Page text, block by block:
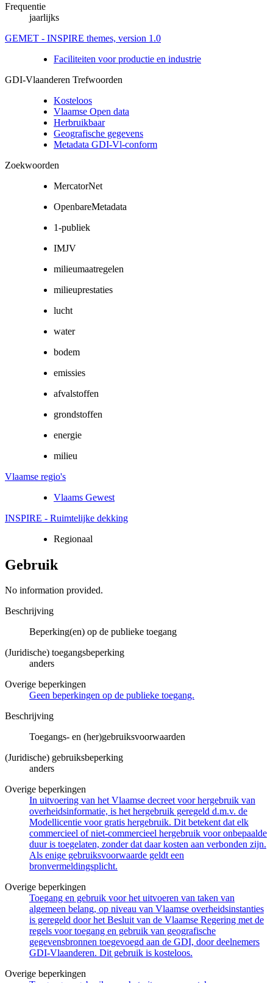
Frequentie
jaarlijks
GEMET - INSPIRE themes, version 1.0
Faciliteiten voor productie en industrie
GDI-Vlaanderen Trefwoorden
Kosteloos
Vlaamse Open data
Herbruikbaar
Geografische gegevens
Metadata GDI-Vl-conform
Zoekwoorden
MercatorNet
OpenbareMetadata
1-publiek
IMJV
milieumaatregelen
milieuprestaties
lucht
water
bodem
emissies
afvalstoffen
grondstoffen
energie
milieu
Vlaamse regio's
Vlaams Gewest
INSPIRE - Ruimtelijke dekking
Regionaal
Gebruik
No information provided.
Beschrijving
Beperking(en) op de publieke toegang
(Juridische) toegangsbeperking
anders
Overige beperkingen
Geen beperkingen op de publieke toegang.
Beschrijving
Toegangs- en (her)gebruiksvoorwaarden
(Juridische) gebruiksbeperking
anders
Overige beperkingen
In uitvoering van het Vlaamse decreet voor hergebruik van
overheidsinformatie, is het hergebruik geregeld d.m.v. de
Modellicentie voor gratis hergebruik. Dit betekent dat elk
commercieel of niet-commercieel hergebruik voor onbepaalde
duur is toegelaten, zonder dat daar kosten aan verbonden zijn.
Als enige gebruiksvoorwaarde geldt een
bronvermeldingsplicht.
Overige beperkingen
Toegang en gebruik voor het uitvoeren van taken van
algemeen belang, op niveau van Vlaamse overheidsinstanties
is geregeld door het Besluit van de Vlaamse Regering met de
regels voor toegang en gebruik van geografische
gegevensbronnen toegevoegd aan de GDI, door deelnemers
GDI-Vlaanderen. Dit gebruik is kosteloos.
Overige beperkingen